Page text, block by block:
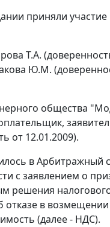
приняли участие
Т.А.
Ю.М.
общества
от 12.01.2009).
в Арбитражный
с заявлением о
решения
отказе в
(далее - НДС).